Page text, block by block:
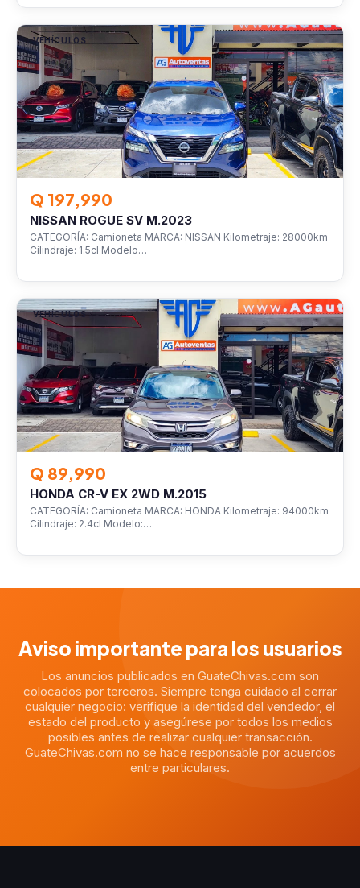
VEHÍCULOS
Q 197,990
NISSAN ROGUE SV M.2023
CATEGORÍA: Camioneta MARCA: NISSAN Kilometraje: 28000km
Cilindraje: 1.5cl Modelo…
VEHÍCULOS
Q 89,990
HONDA CR-V EX 2WD M.2015
CATEGORÍA: Camioneta MARCA: HONDA Kilometraje: 94000km
Cilindraje: 2.4cl Modelo:…
Aviso importante para los usuarios
Los anuncios publicados en GuateChivas.com son
colocados por terceros. Siempre tenga cuidado al cerrar
cualquier negocio: verifique la identidad del vendedor, el
estado del producto y asegúrese por todos los medios
posibles antes de realizar cualquier transacción.
GuateChivas.com no se hace responsable por acuerdos
entre particulares.